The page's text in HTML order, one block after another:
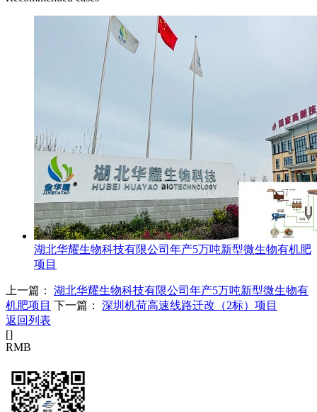
湖北华耀生物科技有限公司年产5万吨新型微生物有机肥
项目
上一篇： 湖北华耀生物科技有限公司年产5万吨新型微生物有
机肥项目 下一篇： 深圳机荷高速线路迁改（2标）项目
返回列表
[]
RMB